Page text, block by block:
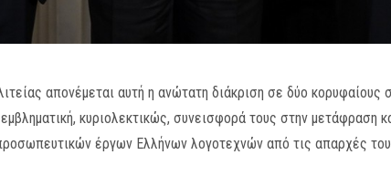
απονέμεται αυτή η ανώτατη διάκριση σε δύο κορυφαίους
κυριολεκτικώς, συνεισφορά τους στην μετάφραση
έργων Ελλήνων λογοτεχνών από τις απαρχές